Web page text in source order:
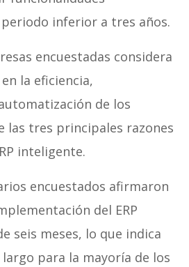
inferior a tres años.
encuestadas considera
la eficiencia,
de los
las tres principales razones
inteligente.
encuestados afirmaron
del ERP
seis meses, lo que indica
para la mayoría de los